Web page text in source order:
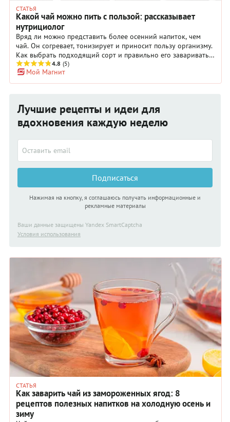
СТАТЬЯ
Какой чай можно пить с пользой: рассказывает
нутрициолог
Вряд ли можно представить более осенний напиток, чем
чай. Он согревает, тонизирует и приносит пользу организму.
Как выбрать подходящий сорт и правильно его заваривать,
рассказывает нутрициолог, специалист по правильному
питанию Полина Пушкина.
4.8 (5)
Мой Магнит
Лучшие рецепты и идеи для
вдохновения каждую неделю
Подписаться
Нажимая на кнопку, я соглашаюсь получать информационные и
рекламные материалы
Ваши данные защищены Yandex SmartCaptcha
Условия использования
СТАТЬЯ
Как заварить чай из замороженных ягод: 8
рецептов полезных напитков на холодную осень и
зиму